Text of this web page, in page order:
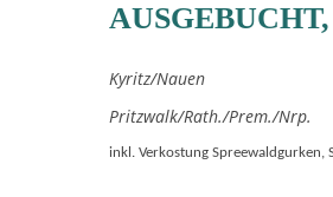
Kyritz/Nauen
Pritzwalk/Rath./Prem./Nrp.
inkl. Verkostung Spreewaldgurken,